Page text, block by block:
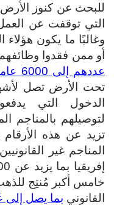
للبحث عن كنوز
التي توقفت عن
وغالبًا ما يكون
أو ممن فقدوا
عددهم إلى 6000 عامل
تحت الأرض تصل
الدخول التي
لتوصيلهم بالمناجم
تزيد عن هذه
المناجم غير
خامس أكبر مُنتِج
القانوني بما يصل إلى